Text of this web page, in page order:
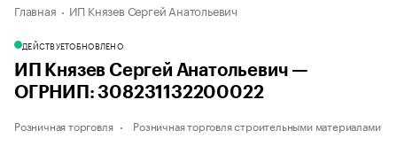
Главная ИП Князев Сергей Анатольевич
ДЕЙСТВУЕТОБНОВЛЕНО
ИП Князев Сергей Анатольевич —
ОГРНИП: 308231132200022
Розничная торговля Розничная торговля строительными материалами